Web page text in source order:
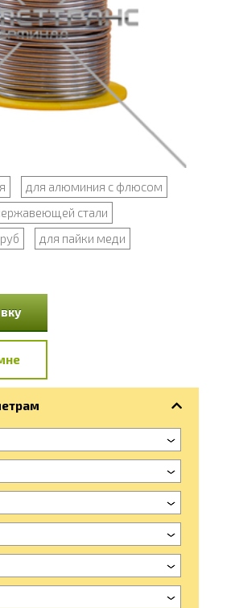
для алюминия с флюсом
стали
для пайки меди